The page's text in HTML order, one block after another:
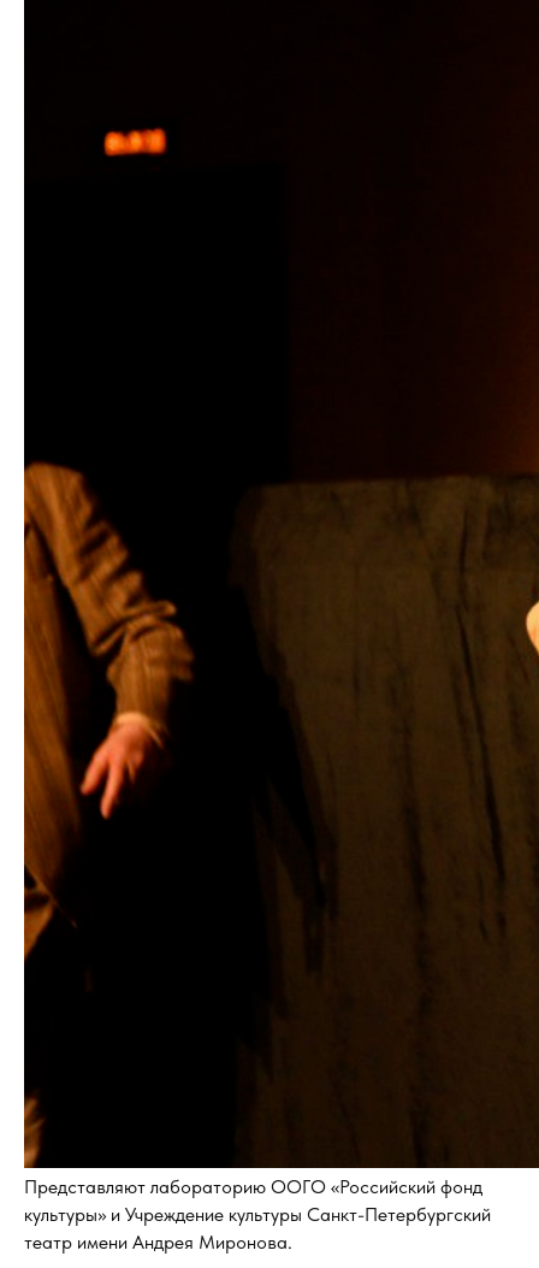
Представляют лабораторию ООГО «Российский фонд
культуры» и Учреждение культуры Санкт-Петербургский
театр имени Андрея Миронова.